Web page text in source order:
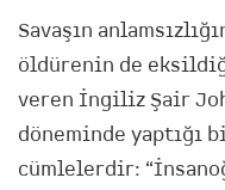
Savaşın
öldürenin de
veren İngiliz Şair
döneminde yaptığı
cümlelerdir: